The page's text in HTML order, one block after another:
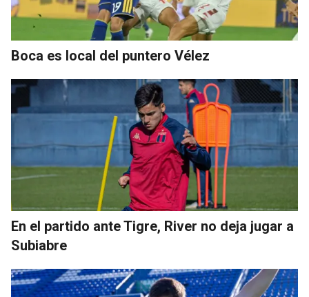
Boca es local del puntero Vélez
En el partido ante Tigre, River no deja jugar a
Subiabre